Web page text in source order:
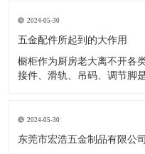
开料与落料：在图纸上标注
材。然
2024-05-30
五金配件所起到的大作用
橱柜作为厨房老大离不开各
接件、滑轨、吊码、调节脚
调节脚，橱柜就像得了“软
柜五金件好
2024-05-30
东莞市宏浩五金制品有限公司